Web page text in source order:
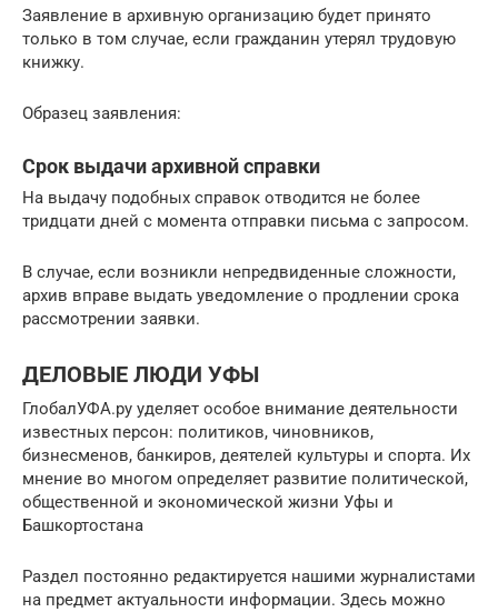
Заявление в архивную организацию будет принято
только в том случае, если гражданин утерял трудовую
книжку.
Образец заявления:
Срок выдачи архивной справки
На выдачу подобных справок отводится не более
тридцати дней с момента отправки письма с запросом.
В случае, если возникли непредвиденные сложности,
архив вправе выдать уведомление о продлении срока
рассмотрении заявки.
ДЕЛОВЫЕ ЛЮДИ УФЫ
ГлобалУФА.ру уделяет особое внимание деятельности
известных персон: политиков, чиновников,
бизнесменов, банкиров, деятелей культуры и спорта. Их
мнение во многом определяет развитие политической,
общественной и экономической жизни Уфы и
Башкортостана
Раздел постоянно редактируется нашими журналистами
на предмет актуальности информации. Здесь можно